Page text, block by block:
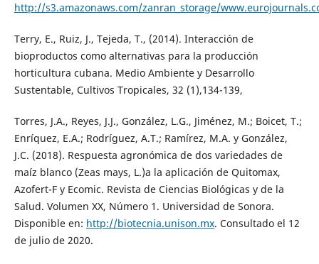
http://s3.amazonaws.com/zanran_storage/
Terry, E., Ruiz, J., Tejeda, T., (2014). Interacción de
bioproductos como alternativas para la producción
horticultura cubana. Medio Ambiente y Desarrollo
Sustentable, Cultivos Tropicales, 32 (1),134-139,
Torres, J.A., Reyes, J.J., González, L.G., Jiménez, M.; Boicet, T.;
Enríquez, E.A.; Rodríguez, A.T.; Ramírez, M.A. y González,
J.C. (2018). Respuesta agronómica de dos variedades de
maíz blanco (Zeas mays, L.)a la aplicación de Quitomax,
Azofert-F y Ecomic. Revista de Ciencias Biológicas y de la
Salud. Volumen XX, Número 1. Universidad de Sonora.
Disponible en: http://biotecnia.unison.mx. Consultado el 12
de julio de 2020.